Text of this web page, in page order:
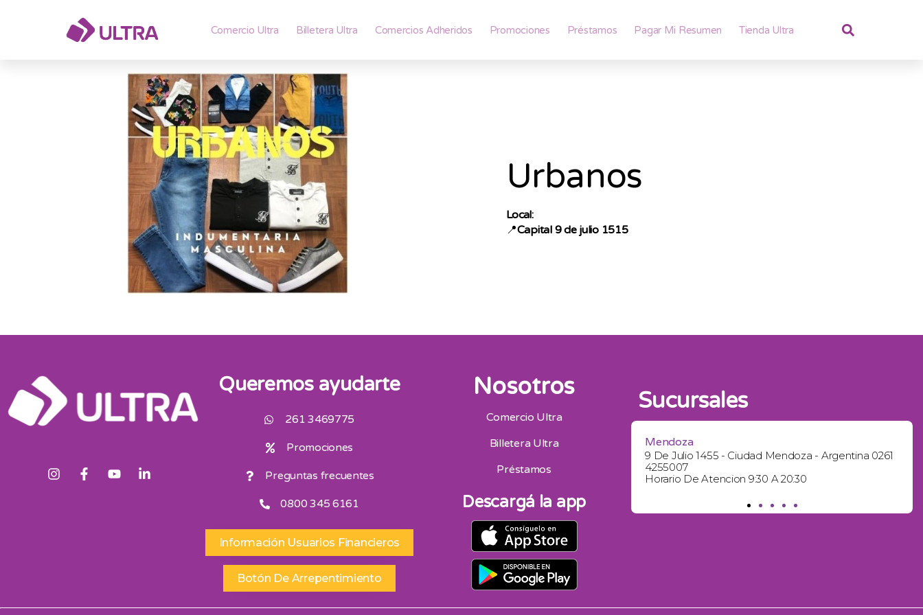
Comercio Ultra Billetera Ultra Comercios Adheridos Promociones Préstamos Pagar Mi Resumen Tienda Ultra
Urbanos
Local:
📍Capital 9 de julio 1515
Queremos ayudarte
261 3469775
Promociones
Preguntas frecuentes
0800 345 6161
Información Usuarios Financieros
Botón De Arrepentimiento
Nosotros
Comercio Ultra
Billetera Ultra
Préstamos
Descargá la app
Sucursales
Horario De Atencion 9:00 A 13:00 | 16:30 A 20:30
Sábados 9:00 A 13:00
Mendoza
9 De Julio 1455 - Ciudad Mendoza - Argentina 0261
4255007
Horario De Atencion 9:30 A 20:30